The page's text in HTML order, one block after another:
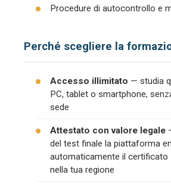
Procedure di autocontrollo e
Perché scegliere la
Accesso illimitato — studia
PC, tablet o smartphone,
sede
Attestato con valore legale
del test finale la piattaforma
automaticamente il certificato
nella tua regione